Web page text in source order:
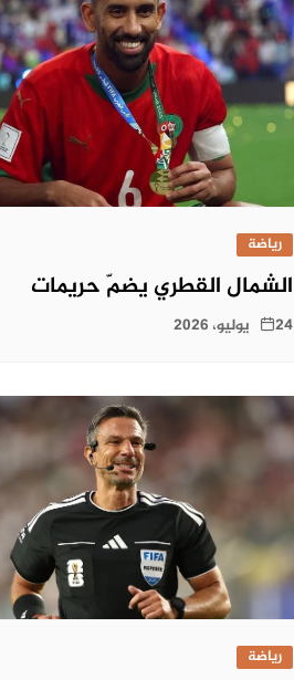
رياضة
الشمال القطري يضمّ حريمات
24 يوليو، 2026
رياضة